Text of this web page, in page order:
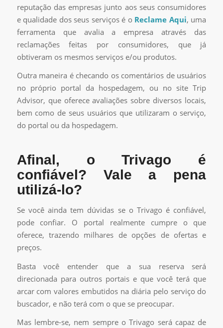
reputação das empresas junto aos seus consumidores
e qualidade dos seus serviços é o Reclame Aqui, uma
ferramenta que avalia a empresa através das
reclamações feitas por consumidores, que já
obtiveram os mesmos serviços e/ou produtos.
Outra maneira é checando os comentários de usuários
no próprio portal da hospedagem, ou no site Trip
Advisor, que oferece avaliações sobre diversos locais,
bem como de seus usuários que utilizaram o serviço,
do portal ou da hospedagem.
Afinal, o Trivago é
confiável? Vale a pena
utilizá-lo?
Se você ainda tem dúvidas se o Trivago é confiável,
pode confiar. O portal realmente cumpre o que
oferece, trazendo milhares de opções de ofertas e
preços.
Basta você entender que a sua reserva será
direcionada para outros portais e que você terá que
arcar com valores embutidos na diária pelo serviço do
buscador, e não terá com o que se preocupar.
Mas lembre-se, nem sempre o Trivago será capaz de